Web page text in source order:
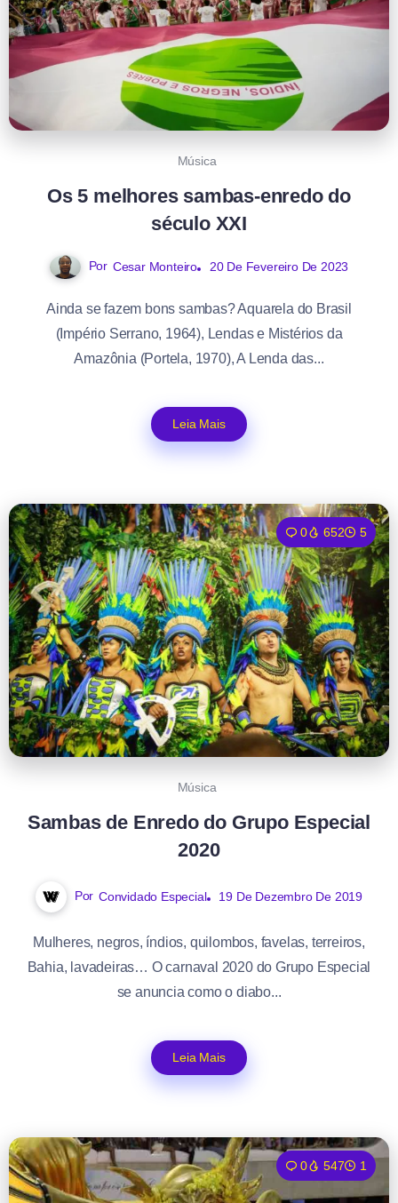
Música
Os 5 melhores sambas-enredo do
século XXI
Por Cesar Monteiro 20 De Fevereiro De 2023
Ainda se fazem bons sambas? Aquarela do Brasil
(Império Serrano, 1964), Lendas e Mistérios da
Amazônia (Portela, 1970), A Lenda das...
Leia Mais
0 652 5
Música
Sambas de Enredo do Grupo Especial
2020
Por Convidado Especial 19 De Dezembro De 2019
Mulheres, negros, índios, quilombos, favelas, terreiros,
Bahia, lavadeiras… O carnaval 2020 do Grupo Especial
se anuncia como o diabo...
Leia Mais
0 547 1